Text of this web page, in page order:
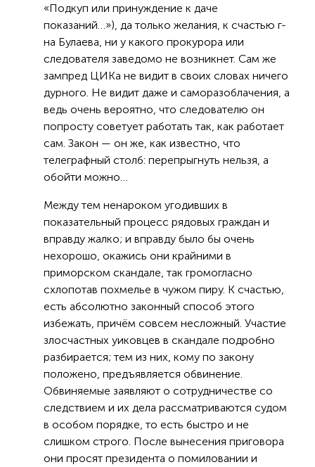
«Подкуп или принуждение к даче
показаний…»), да только желания, к счастью г-
на Булаева, ни у какого прокурора или
следователя заведомо не возникнет. Сам же
зампред ЦИКа не видит в своих словах ничего
дурного. Не видит даже и саморазоблачения, а
ведь очень вероятно, что следователю он
попросту советует работать так, как работает
сам. Закон — он же, как известно, что
телеграфный столб: перепрыгнуть нельзя, а
обойти можно…
Между тем ненароком угодивших в
показательный процесс рядовых граждан и
вправду жалко; и вправду было бы очень
нехорошо, окажись они крайними в
приморском скандале, так громогласно
схлопотав похмелье в чужом пиру. К счастью,
есть абсолютно законный способ этого
избежать, причём совсем несложный. Участие
злосчастных уиковцев в скандале подробно
разбирается; тем из них, кому по закону
положено, предъявляется обвинение.
Обвиняемые заявляют о сотрудничестве со
следствием и их дела рассматриваются судом
в особом порядке, то есть быстро и не
слишком строго. После вынесения приговора
они просят президента о помиловании и